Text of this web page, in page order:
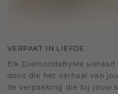
VERPAKT IN LIEFDE
Elk DiamondsByMe
doos die het verhaal van
de verpakking die bij jouw